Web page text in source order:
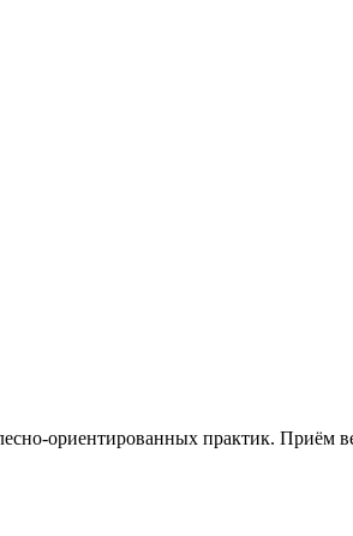
ориентированных практик. Приём